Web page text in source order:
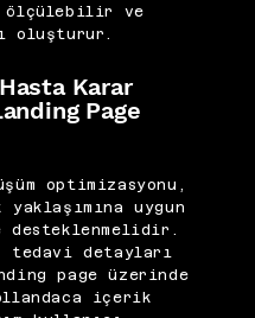
ölçülebilir ve
oluşturur.
Karar
Page
optimizasyonu,
uygun
tedavi detayları
page üzerinde
içerik